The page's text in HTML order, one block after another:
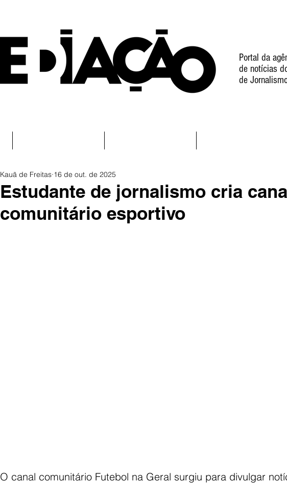
Portal da
de notícias
de
Estudante de jornalismo cria
comunitário esportivo
Kauã de Freitas 16 de out. de 2025
O canal comunitário Futebol na Geral surgiu para divulgar